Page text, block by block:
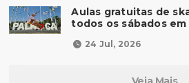
Aulas gratuitas de
todos os sábados em
24 Jul, 2026